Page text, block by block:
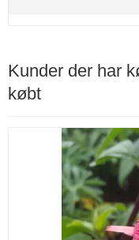
Kunder der har
købt